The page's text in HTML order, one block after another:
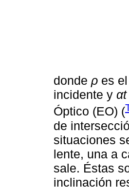
donde ρ es
incidente y αt
Óptico (EO) (
de
situaciones
lente, una a
sale. Éstas
inclinación